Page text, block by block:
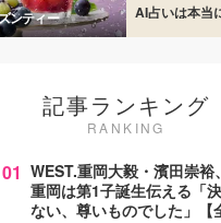
ンティー AI占いは本当
記事ランキング
RANKING
01 WEST.重岡大毅・濱田崇
重岡は第1子誕生伝える「
ない、尊いものでした」【